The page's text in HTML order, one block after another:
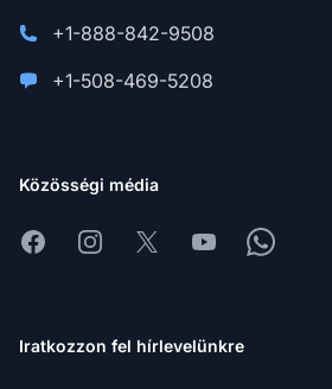
+1-888-842-9508
+1-508-469-5208
Közösségi média
FacebookInstagram
X YoutubeWhatsapp
Iratkozzon fel hírlevelünkre